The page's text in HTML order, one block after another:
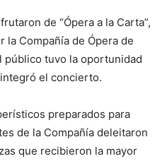
de “Ópera a la Carta”,
Compañía de Ópera de
público tuvo la oportunidad
el concierto.
preparados para
de la Compañía deleitaron
que recibieron la mayor